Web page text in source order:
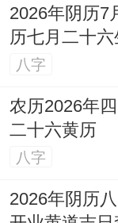
适用建议:炉
成就大器...
轩辕星有安
期演化的基
3.4 2026年12
2026年阴历7
历七月二十
八字
农历2026年
二十六黄历
八字
2026年阴历